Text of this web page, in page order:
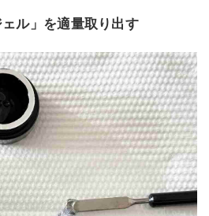
ル」を適量取り出す